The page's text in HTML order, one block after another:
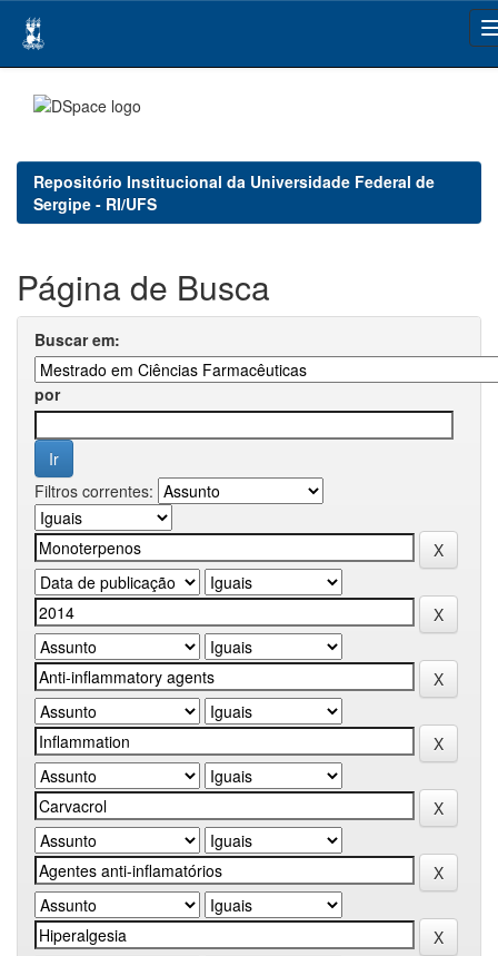
navigation
Repositório Institucional da Universidade Federal de
Sergipe - RI/UFS
Página de Busca
Buscar em:
por
Filtros correntes: